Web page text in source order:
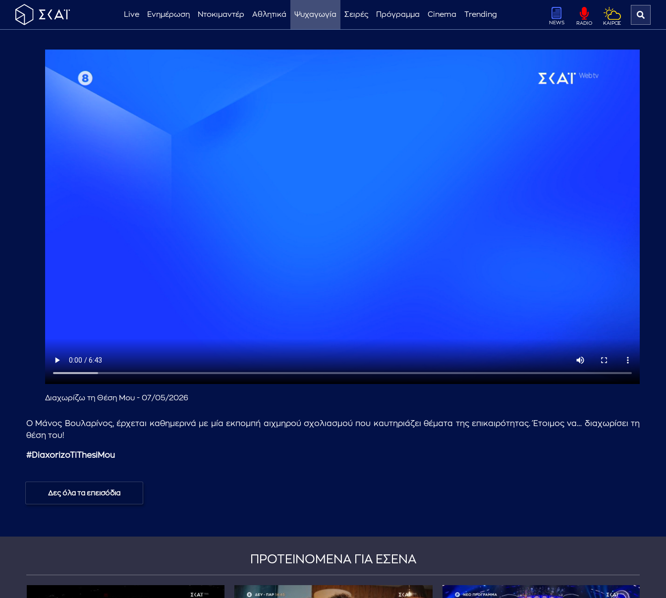
Live Ενημέρωση Ντοκιμαντέρ Αθλητικά Ψυχαγωγία Σειρές Πρόγραμμα Cinema Trending
NEWS RADIO ΚΑΙΡΟΣ
Διαχωρίζω τη Θέση Μου - 07/05/2026
Ο Μάνος Βουλαρίνος, έρχεται καθημερινά με μία εκπομπή αιχμηρού σχολιασμού που καυτηριάζει θέματα της επικαιρότητας. Έτοιμος να… διαχωρίσει τη
θέση του!
#DiaxorizoTiThesiMou
Δες όλα τα επεισόδια
ΠΡΟΤΕΙΝΟΜΕΝΑ ΓΙΑ ΕΣΕΝΑ